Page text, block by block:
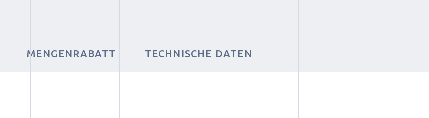
MENGENRABATT TECHNISCHE DATEN